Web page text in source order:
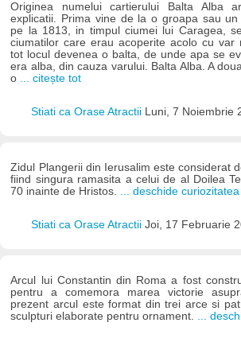
Originea numelui cartierului Balta Alba
explicatii. Prima vine de la o groapa sau
pe la 1813, in timpul ciumei lui Caragea,
ciumatilor care erau acoperite acolo cu var
tot locul devenea o balta, de unde apa se
era alba, din cauza varului. Balta Alba. A
o ... citește tot
Stiati ca Orase Atractii Luni, 7 Noiembrie
Zidul Plangerii din Ierusalim este considerat
fiind singura ramasita a celui de al Doilea
70 inainte de Hristos.
... deschide curiozitatea
Stiati ca Orase Atractii Joi, 17 Februarie
Arcul lui Constantin din Roma a fost
pentru a comemora marea victorie
prezent arcul este format din trei arce si
sculpturi elaborate pentru ornament.
...